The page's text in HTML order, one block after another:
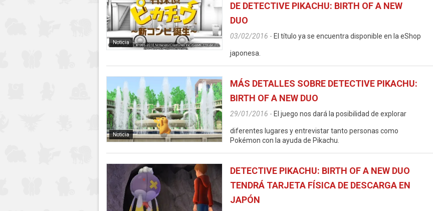
Noticia
DE DETECTIVE PIKACHU: BIRTH OF A NEW
DUO
03/02/2016 - El título ya se encuentra disponible en la eShop
japonesa.
Noticia
MÁS DETALLES SOBRE DETECTIVE PIKACHU:
BIRTH OF A NEW DUO
29/01/2016 - El juego nos dará la posibilidad de explorar
diferentes lugares y entrevistar tanto personas como
Pokémon con la ayuda de Pikachu.
DETECTIVE PIKACHU: BIRTH OF A NEW DUO
TENDRÁ TARJETA FÍSICA DE DESCARGA EN
JAPÓN